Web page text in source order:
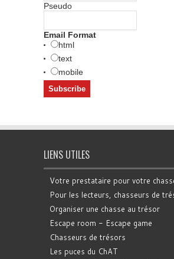
Pseudo
Email Format
html
text
mobile
LIENS UTILES
Votre prestataire pour votre
Pour les lecteurs, chasseurs de
Organiser une chasse au trésor
Escape room - Escape game
Chasseurs de trésors
Les puces du ChAT